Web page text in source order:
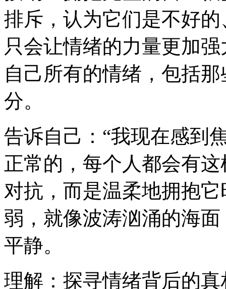
排斥，认为它们是不好
只会让情绪的力量更加
自己所有的情绪，包括
分。
告诉自己：“我现在感到
正常的，每个人都会有
对抗，而是温柔地拥抱
弱，就像波涛汹涌的海
平静。
理解：探寻情绪背后的